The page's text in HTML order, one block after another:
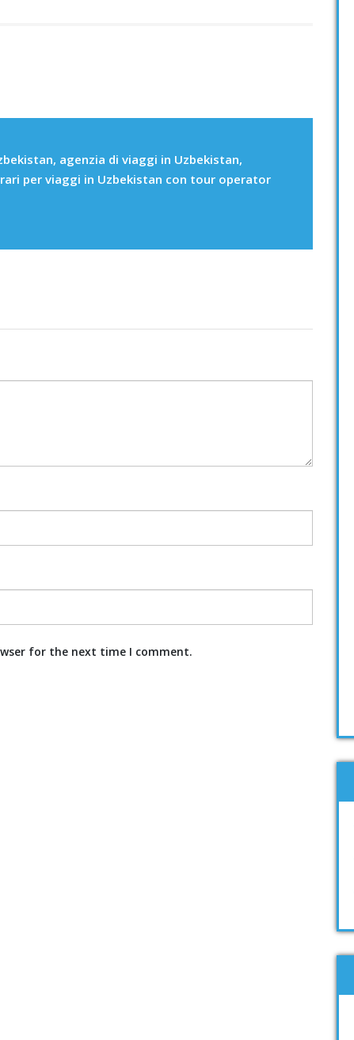
agenzia di viaggi in Uzbekistan,
per viaggi in Uzbekistan con tour operator
for the next time I comment.